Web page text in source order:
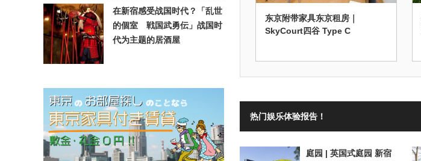
东京附带家具东京租房｜
SkyCourt四谷 Type C
热门娱乐体验报告！
庭园 | 英国式庭园 新宿
在新宿感受战国时代？「乱世
的個室 戦国武勇伝」战国时
代为主题的居酒屋